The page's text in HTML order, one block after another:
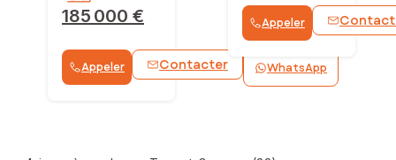
185 000 €
Appeler Contacter WhatsApp
Appeler